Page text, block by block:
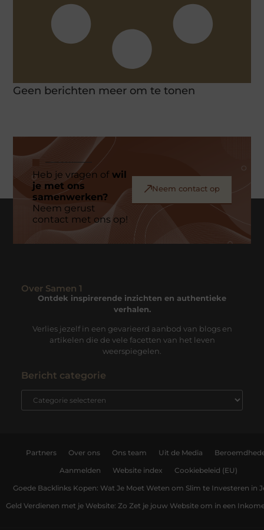
Geen berichten meer om te tonen
Heb je vragen ofwil
je met ons
samenwerken?
Neem gerust
contact met ons op!
Neem contact op
Over Samen 1
Ontdek inspirerende inzichten en authentieke
verhalen.
Verlies jezelf in een gevarieerd aanbod van blogs en
artikelen die de vele facetten van het leven
weerspiegelen.
Bericht categorie
Partners Over ons Ons team Uit de Media
Aanmelden Website index Cookiebeleid (EU)
Goede Backlinks Kopen: Wat Je Moet Weten om Slim te Investeren in
Geld Verdienen met je Website: Zo Zet je jouw Website om in een